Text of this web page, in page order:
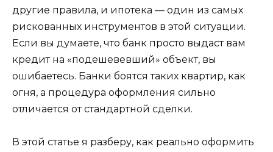
другие правила, и ипотека — один из самых
рискованных инструментов в этой ситуации.
Если вы думаете, что банк просто выдаст вам
кредит на «подешевевший» объект, вы
ошибаетесь. Банки боятся таких квартир, как
огня, а процедура оформления сильно
отличается от стандартной сделки.
В этой статье я разберу, как реально оформить